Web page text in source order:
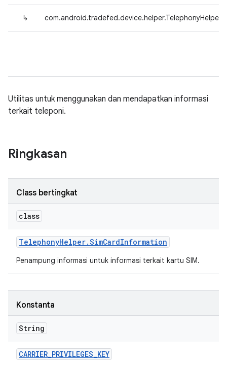
↳ com.android.tradefed.device.helper.TelephonyHelper
Utilitas untuk menggunakan dan mendapatkan informasi
terkait teleponi.
Ringkasan
Class bertingkat
class
TelephonyHelper.SimCardInformation
Penampung informasi untuk informasi terkait kartu SIM.
Konstanta
String
CARRIER_PRIVILEGES_KEY